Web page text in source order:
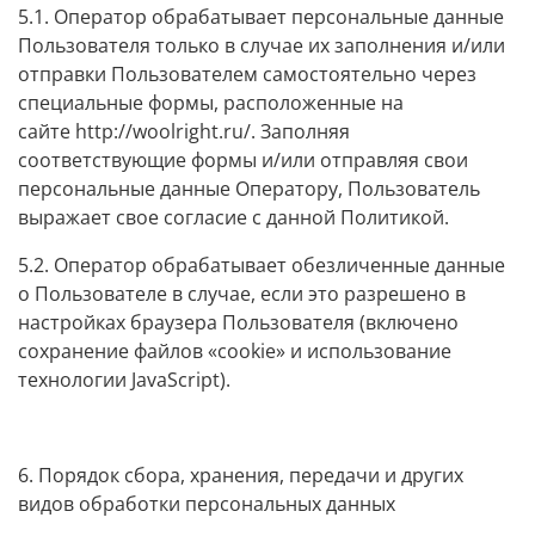
5.1. Оператор обрабатывает персональные данные
Пользователя только в случае их заполнения и/или
отправки Пользователем самостоятельно через
специальные формы, расположенные на
сайте http://woolright.ru/. Заполняя
соответствующие формы и/или отправляя свои
персональные данные Оператору, Пользователь
выражает свое согласие с данной Политикой.
5.2. Оператор обрабатывает обезличенные данные
о Пользователе в случае, если это разрешено в
настройках браузера Пользователя (включено
сохранение файлов «cookie» и использование
технологии JavaScript).
6. Порядок сбора, хранения, передачи и других
видов обработки персональных данных